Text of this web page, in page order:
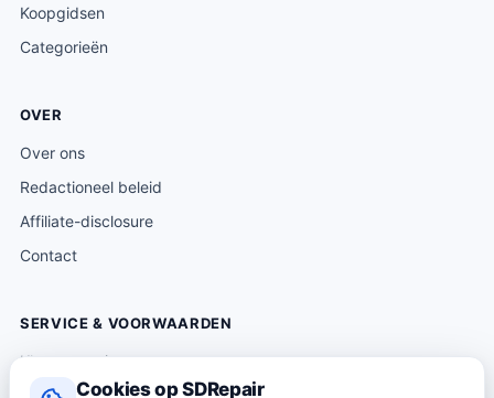
Cookies op SDRepair
Koopgidsen
Categorieën
OVER
Over ons
Redactioneel beleid
Affiliate-disclosure
Contact
SERVICE & VOORWAARDEN
Klantenservice